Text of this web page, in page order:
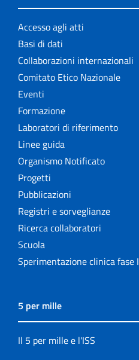
Accesso agli atti
Basi di dati
Collaborazioni internazionali
Comitato Etico Nazionale
Eventi
Formazione
Laboratori di riferimento
Linee guida
Organismo Notificato
Progetti
Pubblicazioni
Registri e sorveglianze
Ricerca collaboratori
Scuola
Sperimentazione clinica fase I
5 per mille
Il 5 per mille e l'ISS